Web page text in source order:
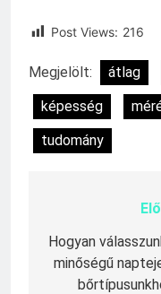
Post Views: 216
Megjelölt: átlag
képesség
tudomány
Bejegyzés
navigáció
Hogyan
minőségű